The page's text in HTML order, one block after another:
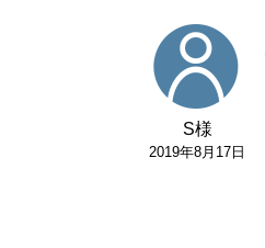
S様
2019年8月17日